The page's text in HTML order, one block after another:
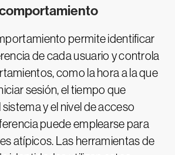
permite identificar
de cada usuario y controla
como la hora a la que
sesión, el tiempo que
y el nivel de acceso
puede emplearse para
atípicos. Las herramientas de